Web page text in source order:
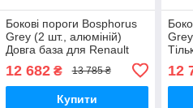
Бокові пороги Bosphorus
Grey (2 шт., алюміній)
Довга база для Renault
12 682₴ 13 785 ₴
Купити
12